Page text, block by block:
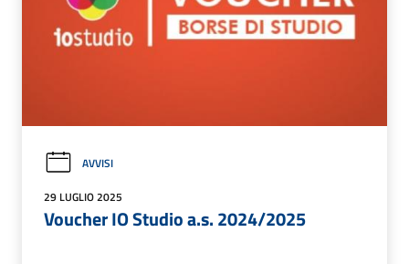
AVVISI
29 LUGLIO 2025
Voucher IO Studio a.s. 2024/2025